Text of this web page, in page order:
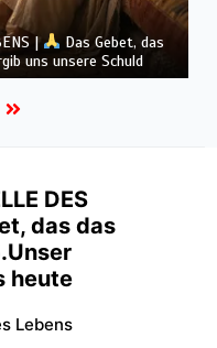
|
Das Gebet, das
geschehe
DES
das das
heute
Lebens